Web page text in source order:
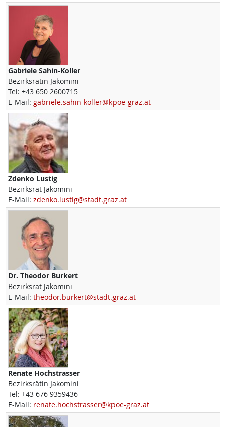
Gabriele Sahin-Koller
Bezirksrätin Jakomini
Tel: +43 650 2600715
E-Mail: gabriele.sahin-koller@kpoe-graz.at
Zdenko Lustig
Bezirksrat Jakomini
E-Mail: zdenko.lustig@stadt.graz.at
Dr. Theodor Burkert
Bezirksrat Jakomini
E-Mail: theodor.burkert@stadt.graz.at
Renate Hochstrasser
Bezirksrätin Jakomini
Tel: +43 676 9359436
E-Mail: renate.hochstrasser@kpoe-graz.at